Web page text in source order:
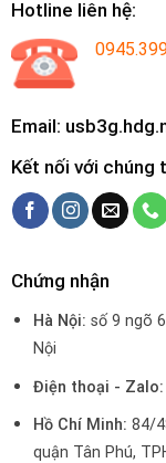
Hotline liên hệ:
Email:
Kết nối với chúng
Chứng nhận
Hà Nội:số 9 ngõ
Nội
Điện thoại - Zalo:
Hồ Chí Minh: 84/
quận Tân Phú,